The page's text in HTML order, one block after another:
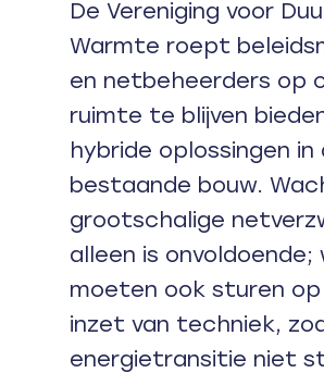
De Vereniging voor
Warmte roept
en netbeheerders op
ruimte te blijven
hybride oplossingen in
bestaande bouw.
grootschalige
alleen is onvoldoende;
moeten ook sturen op
inzet van techniek,
energietransitie niet